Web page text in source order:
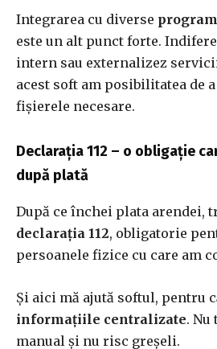
Integrarea cu diverse
este un alt punct forte.
intern sau externalizez
acest soft am posibilitatea de a
fișierele necesare.
Declarația 112 – o obligație
după plată
După ce închei plata arendei,
declarația 112, obligatorie
persoanele fizice cu care am
Și aici mă ajută softul, pentru
informațiile centralizate. Nu
manual și nu risc greșeli.